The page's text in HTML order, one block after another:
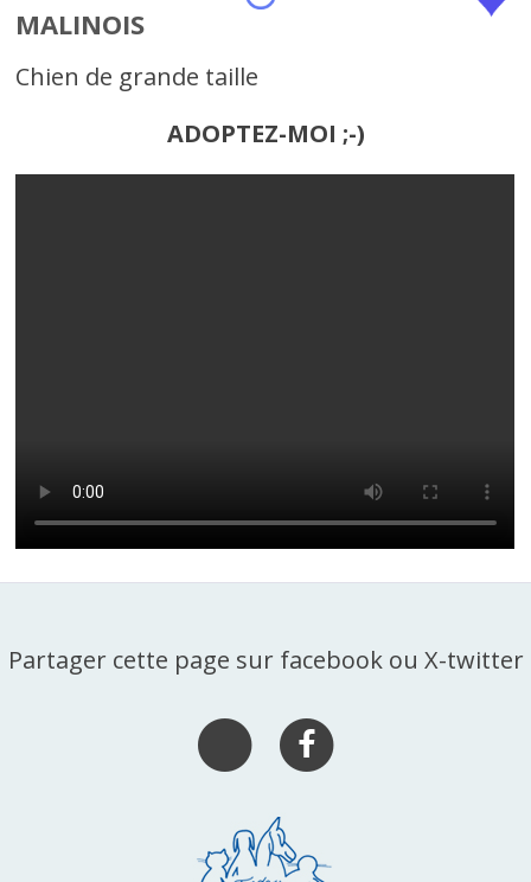
MALINOIS
Chien de grande taille
ADOPTEZ-MOI ;-)
Partager cette page sur facebook ou X-twitter